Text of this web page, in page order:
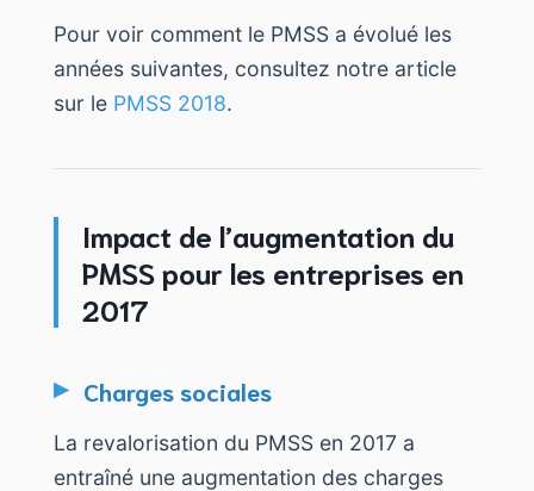
Pour voir comment le PMSS a évolué les
années suivantes, consultez notre article
sur le PMSS 2018.
Impact de l’augmentation du
PMSS pour les entreprises en
2017
Charges sociales
La revalorisation du PMSS en 2017 a
entraîné une augmentation des charges